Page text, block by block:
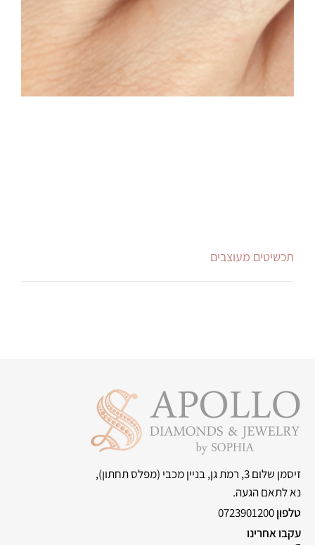
תכשיטים מעוצבים
זיסמן שלום 3, רמת גן, בניין מכבי
(מפלס תחתון),
נא לתאם הגעה.
טלפון0723901200
עקבו אחרינו